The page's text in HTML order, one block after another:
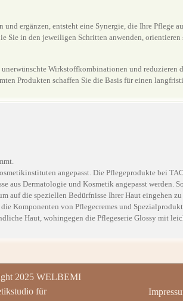
ergänzen, entsteht eine Synergie, die Ihre Pflege
Sie in den jeweiligen Schritten anwenden,
Wirkstoffkombinationen und reduzieren
Produkten schaffen Sie die Basis für einen
angepasst. Die Pflegeprodukte bei
aus Dermatologie und Kosmetik angepasst
auf die speziellen Bedürfnisse Ihrer Haut eingehen
Komponenten von Pflegecremes und
Haut, wohingegen die Pflegeserie Glossy mit
2025 WELBEMI
für